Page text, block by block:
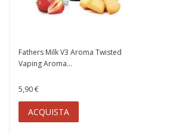
Fathers Milk V3 Aroma Twisted
Vaping Aroma...
5,90 €
ACQUISTA